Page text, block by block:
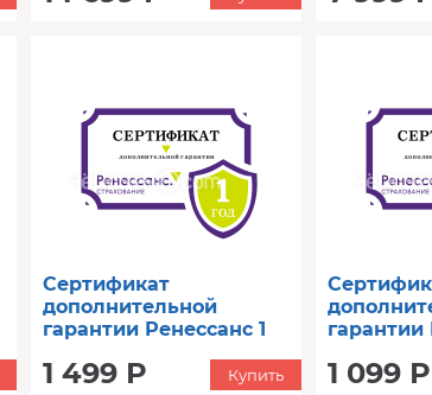
Сертификат
дополнительной
гарантии Ренессанс 1
1 499 Р Купить
гарантии
1 099 Р